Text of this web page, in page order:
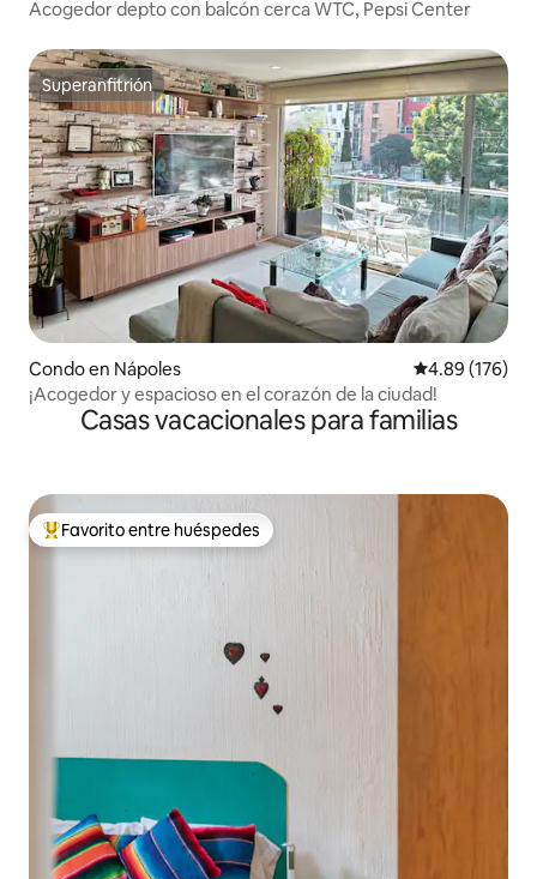
Acogedor depto con balcón cerca WTC, Pepsi Center
Superanfitrión
Superanfitrión
Condo en Nápoles Calificación
4.89 (176)
¡Acogedor y espacioso en el corazón de la ciudad!
Casas vacacionales para familias
Favorito entre huéspedes preferido
Favorito entre huéspedes